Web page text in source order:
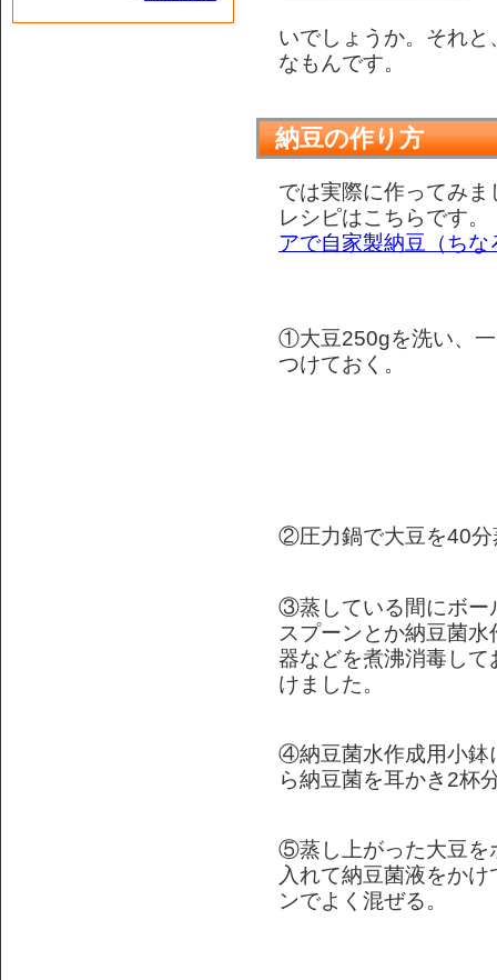
いでしょうか。それ
なもんです。
納豆の作り方
では実際に作ってみ
レシピはこちらです
アで自家製納豆（ちな
①大豆250gを洗い、
つけておく。
②圧力鍋で大豆を40分
③蒸している間にボー
スプーンとか納豆菌
器などを煮沸消毒し
けました。
④納豆菌水作成用小鉢
ら納豆菌を耳かき2杯
⑤蒸し上がった大豆を
入れて納豆菌液をかけ
ンでよく混ぜる。